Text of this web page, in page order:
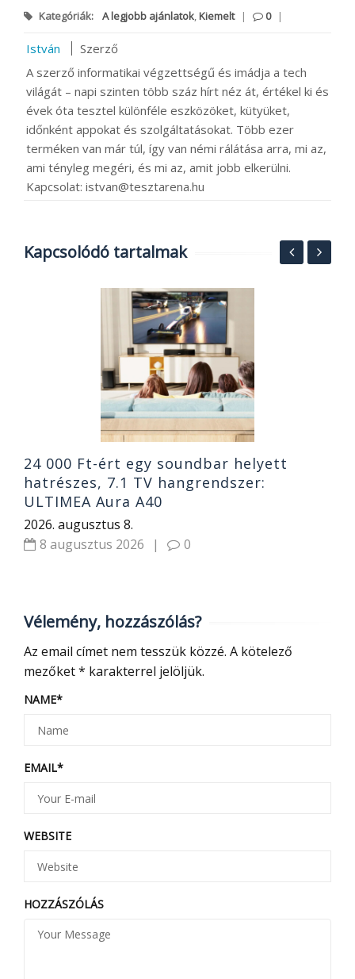
Kategóriák: A legjobb ajánlatok,Kiemelt | 0 |
István
Szerző
A szerző informatikai végzettségű és imádja a tech
világát – napi szinten több száz hírt néz át, értékel ki és
évek óta tesztel különféle eszközöket, kütyüket,
időnként appokat és szolgáltatásokat. Több ezer
terméken van már túl, így van némi rálátása arra, mi az,
ami tényleg megéri, és mi az, amit jobb elkerülni.
Kapcsolat: istvan@tesztarena.hu
Kapcsolódó tartalmak
24 000 Ft-ért egy soundbar helyett
hatrészes, 7.1 TV hangrendszer:
ULTIMEA Aura A40
2026. augusztus 8.
8 augusztus 2026
| 0
Vélemény, hozzászólás?
Az email címet nem tesszük közzé. A kötelező
mezőket* karakterrel jelöljük.
NAME*
EMAIL*
WEBSITE
HOZZÁSZÓLÁS